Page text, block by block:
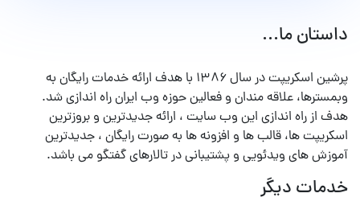
داستان ما...
پرشین اسکریپت در سال ۱۳۸۶ با هدف ارائه خدمات رایگان به
وبمسترها، علاقه مندان و فعالین حوزه وب ایران راه اندازی شد.
هدف از راه اندازی این وب سایت ، ارائه جدیدترین و بروزترین
اسکریپت ها، قالب ها و افزونه ها به صورت رایگان ، جدیدترین
آموزش های ویدئویی و پشتیبانی در تالارهای گفتگو می باشد.
خدمات دیگر